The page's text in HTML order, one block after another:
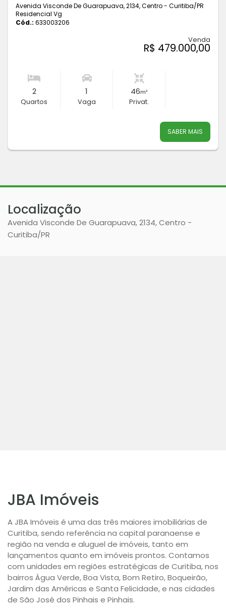
Avenida Visconde De Guarapuava, 2134, Centro - Curitiba/PR
Residencial Vg
Cód.: 633003206
Venda
R$ 479.000,00
2
Quartos
1
Vaga
46m²
Privat.
SABER MAIS
Localização
Avenida Visconde De Guarapuava, 2134, Centro -
Curitiba/PR
JBA Imóveis
A JBA Imóveis é uma das três maiores imobiliárias de
Curitiba, sendo referência na capital paranaense e
região na venda e aluguel de imóveis, tanto em
lançamentos quanto em imóveis prontos. Contamos
com unidades em regiões estratégicas de Curitiba, nos
bairros Água Verde, Boa Vista, Bom Retiro, Boqueirão,
Jardim das Américas e Santa Felicidade, e nas cidades
de São José dos Pinhais e Pinhais.